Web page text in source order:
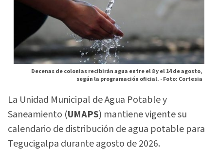
Decenas de colonias recibirán agua entre el 8 y el 14 de agosto,
según la programación oficial. -Foto: Cortesia
La Unidad Municipal de Agua Potable y
Saneamiento (UMAPS) mantiene vigente su
calendario de distribución de agua potable para
Tegucigalpa durante agosto de 2026.